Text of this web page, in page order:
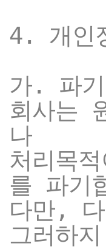
4. 개인
가. 파
회사는
나
처리목
를 파기
다만,
그러하